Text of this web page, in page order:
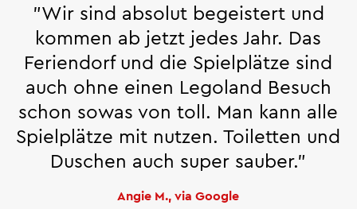
"Wir sind absolut begeistert und
kommen ab jetzt jedes Jahr. Das
Feriendorf und die Spielplätze sind
auch ohne einen Legoland Besuch
schon sowas von toll. Man kann alle
Spielplätze mit nutzen. Toiletten und
Duschen auch super sauber."
Angie M., via Google